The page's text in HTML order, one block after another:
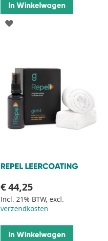
In Winkelwagen
VOEG
VERLANGLIJST
REPEL LEERCOATING
€ 44,25
Incl. 21% BTW, excl.
verzendkosten
In Winkelwagen